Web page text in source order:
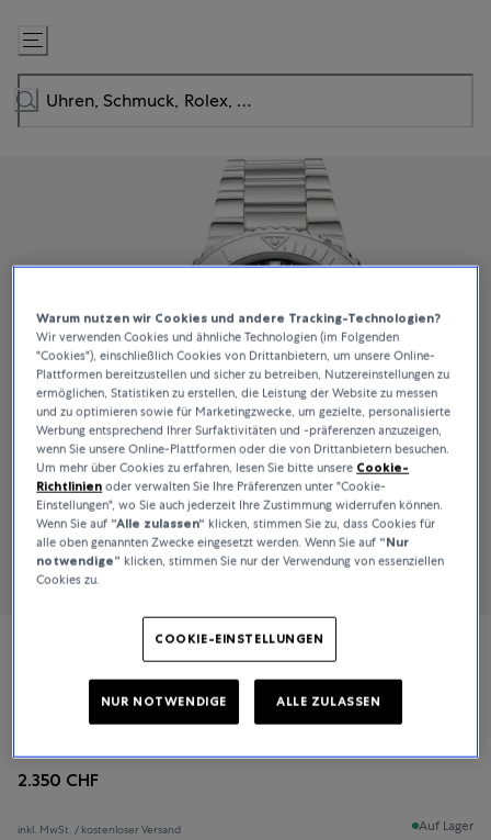
Zum
Inhalt
springen
2.350 CHF
inkl. MwSt. / kostenloser Versand Auf Lager
Warum nutzen wir Cookies und andere Tracking-Technologien?
Wir verwenden Cookies und ähnliche Technologien (im Folgenden
"Cookies"), einschließlich Cookies von Drittanbietern, um unsere Online-
Plattformen bereitzustellen und sicher zu betreiben, Nutzereinstellungen zu
ermöglichen, Statistiken zu erstellen, die Leistung der Website zu messen
und zu optimieren sowie für Marketingzwecke, um gezielte, personalisierte
Werbung entsprechend Ihrer Surfaktivitäten und -präferenzen anzuzeigen,
wenn Sie unsere Online-Plattformen oder die von Drittanbietern besuchen.
Um mehr über Cookies zu erfahren, lesen Sie bitte unsere Cookie-
Richtlinien oder verwalten Sie Ihre Präferenzen unter "Cookie-
Einstellungen", wo Sie auch jederzeit Ihre Zustimmung widerrufen können.
Wenn Sie auf “Alle zulassen“ klicken, stimmen Sie zu, dass Cookies für
alle oben genannten Zwecke eingesetzt werden. Wenn Sie auf “Nur
notwendige” klicken, stimmen Sie nur der Verwendung von essenziellen
Cookies zu.
COOKIE-EINSTELLUNGEN
NUR NOTWENDIGE ALLE ZULASSEN